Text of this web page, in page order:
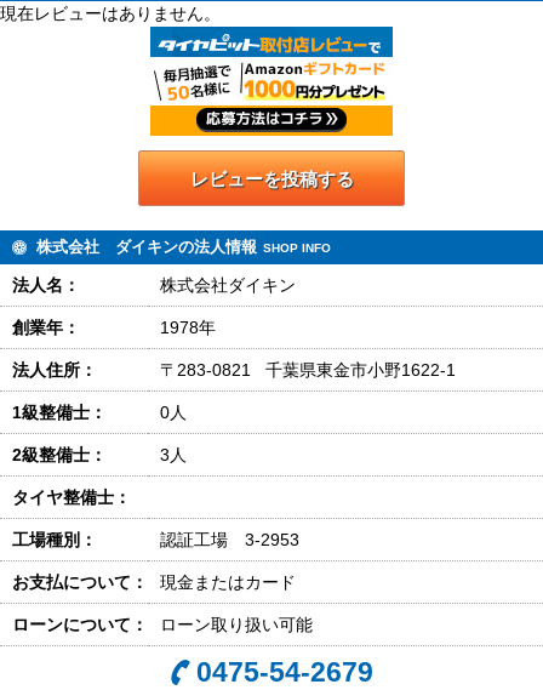
現在レビューはありません。
レビューを投稿する
株式会社 ダイキンの法人情報 SHOP INFO
法人名： 株式会社ダイキン
創業年： 1978年
法人住所： 〒283-0821 千葉県東金市小野1622-1
1級整備士： 0人
2級整備士： 3人
タイヤ整備士：
工場種別： 認証工場 3-2953
お支払について： 現金またはカード
ローンについて： ローン取り扱い可能
0475-54-2679